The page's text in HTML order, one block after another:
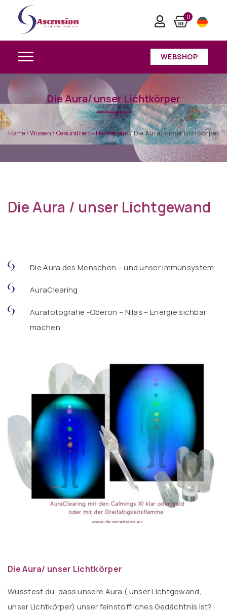
0
WEBSHOP
Die Aura/ unser Lichtkörper
Home /Wissen / Gesundheit – Heilwerden/Die Aura/ unser Lichtkörper
Die Aura / unser Lichtgewand
Die Aura des Menschen – und unser Immunsystem
AuraClearing
Aurafotografie -Oberon – Nilas – Energie sichbar
machen
Die Aura/ unser Lichtkörper
Wusstest du, dass unsere Aura ( unser Lichtgewand,
unser Lichtkörper) unser feinstoffliches Gedächtnis ist?